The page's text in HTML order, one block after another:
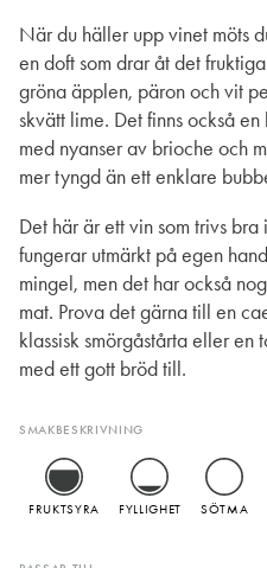
När du häller upp vinet möts
en doft som drar åt det
gröna äpplen, päron och vit
skvätt lime. Det finns också
med nyanser av brioche och
mer tyngd än ett enklare
Det här är ett vin som trivs
fungerar utmärkt på egen
mingel, men det har också
mat. Prova det gärna till en
klassisk smörgåstårta eller
med ett gott bröd till.
SMAKBESKRIVNING
FRUKTSYRA FYLLIGHET SÖTMA